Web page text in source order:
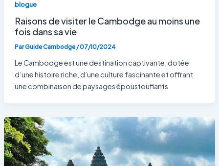
blogue
Raisons de visiter le Cambodge au moins une
fois dans sa vie
ParGuide Cambodge/07/10/2024
Le Cambodge est une destination captivante, dotée
d’une histoire riche, d’une culture fascinante et offrant
une combinaison de paysages époustouflants